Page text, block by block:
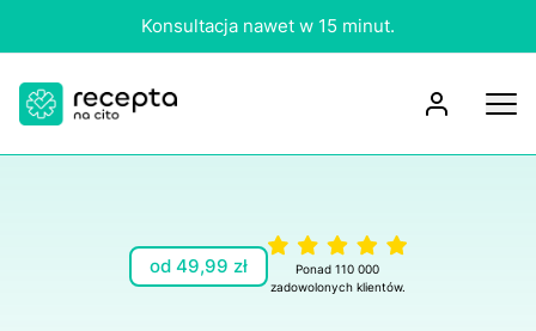
Konsultacja nawet w 15 minut.
od 49,99 zł
Ponad 110 000
zadowolonych klientów.